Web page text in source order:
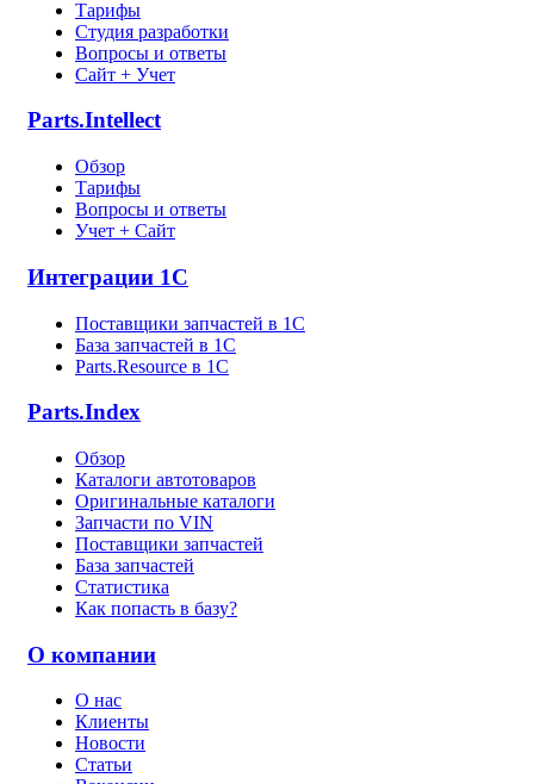
Тарифы
Студия разработки
Вопросы и ответы
Сайт + Учет
Parts.Intellect
Обзор
Тарифы
Вопросы и ответы
Учет + Сайт
Интеграции 1С
Поставщики запчастей в 1C
База запчастей в 1С
Parts.Resource в 1C
Parts.Index
Обзор
Каталоги автотоваров
Оригинальные каталоги
Запчасти по VIN
Поставщики запчастей
База запчастей
Статистика
Как попасть в базу?
О компании
О нас
Клиенты
Новости
Статьи